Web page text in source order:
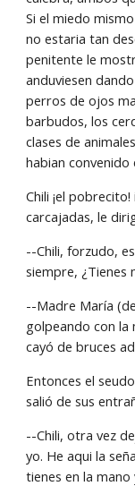
Si el miedo
no estaria tan
penitente le
anduviesen
perros de ojos
barbudos, los
clases de
habian
Chili ¡el
carcajadas, le
--Chili, forzudo,
siempre, ¿Tienes
--Madre María
golpeando con la
cayó de bruces
Entonces el
salió de sus
--Chili, otra vez
yo. He aqui la
tienes en la